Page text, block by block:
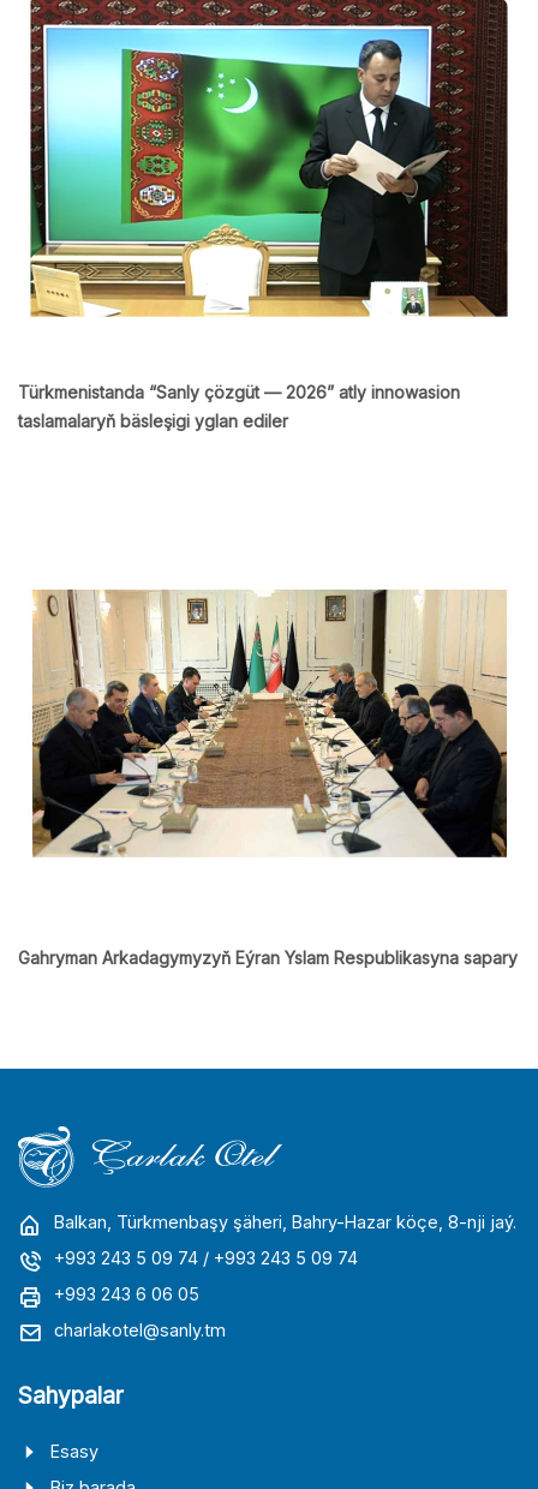
Türkmenistanda “Sanly çözgüt — 2026” atly innowasion
taslamalaryň bäsleşigi yglan ediler
Gahryman Arkadagymyzyň Eýran Yslam Respublikasyna sapary
Balkan, Türkmenbaşy şäheri, Bahry-Hazar köçe, 8-nji jaý.
+993 243 5 09 74 / +993 243 5 09 74
+993 243 6 06 05
charlakotel@sanly.tm
Sahypalar
Esasy